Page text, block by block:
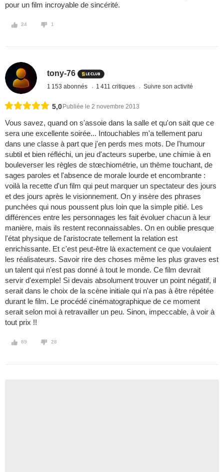
pour un film incroyable de sincérité.
24 1
tony-76
1 153 abonnés 1 411 critiques Suivre son activité
5,0 Publiée le 2 novembre 2013
Vous savez, quand on s'assoie dans la salle et qu'on sait que ce
sera une excellente soirée... Intouchables m'a tellement paru
dans une classe à part que j'en perds mes mots. De l'humour
subtil et bien réfléchi, un jeu d'acteurs superbe, une chimie à en
bouleverser les règles de stœchiométrie, un thème touchant, de
sages paroles et l'absence de morale lourde et encombrante :
voilà la recette d'un film qui peut marquer un spectateur des jours
et des jours après le visionnement. On y insère des phrases
punchées qui nous poussent plus loin que la simple pitié. Les
différences entre les personnages les fait évoluer chacun à leur
manière, mais ils restent reconnaissables. On en oublie presque
l'état physique de l'aristocrate tellement la relation est
enrichissante. Et c'est peut-être là exactement ce que voulaient
les réalisateurs. Savoir rire des choses même les plus graves est
un talent qui n'est pas donné à tout le monde. Ce film devrait
servir d'exemple! Si devais absolument trouver un point négatif, il
serait dans le choix de la scène initiale qui n'a pas à être répétée
durant le film. Le procédé cinématographique de ce moment
serait selon moi à retravailler un peu. Sinon, impeccable, à voir à
tout prix !!
89 28